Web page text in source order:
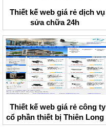
Thiết kế web giá rẻ dịch vụ
sửa chữa 24h
Thiết kế web giá rẻ công ty
cổ phần thiết bị Thiên Long